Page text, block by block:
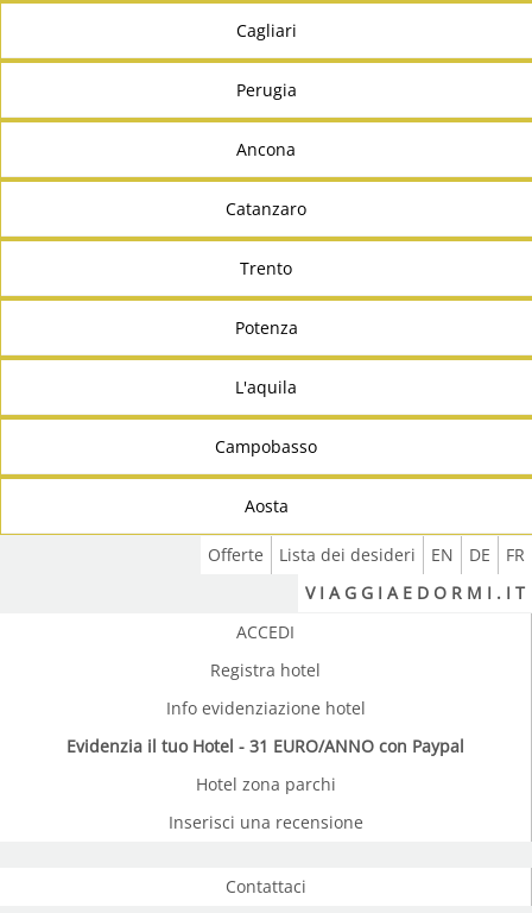
Cagliari
Perugia
Ancona
Catanzaro
Trento
Potenza
L'aquila
Campobasso
Aosta
FR
DE
EN
Lista dei desideri
Offerte
V I A G G I A E D O R M I . I T
ACCEDI
Registra hotel
Info evidenziazione hotel
Evidenzia il tuo Hotel - 31 EURO/ANNO con Paypal
Hotel zona parchi
Inserisci una recensione
Contattaci